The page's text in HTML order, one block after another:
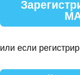
или если